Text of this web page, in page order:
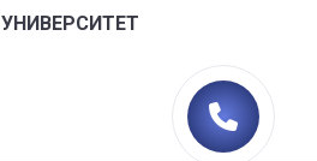
УНИВЕРСИТЕТ